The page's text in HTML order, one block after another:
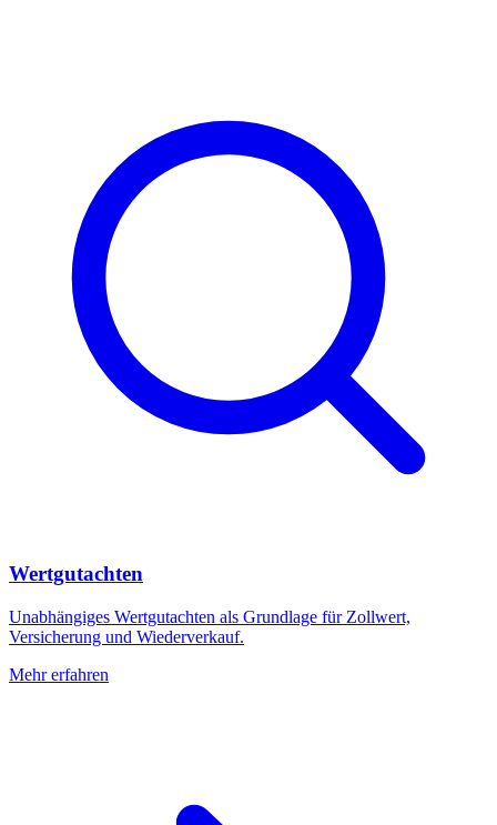
Wertgutachten
Unabhängiges Wertgutachten als Grundlage für Zollwert,
Versicherung und Wiederverkauf.
Mehr erfahren